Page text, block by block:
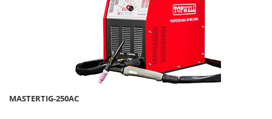
MASTERTIG-250AC